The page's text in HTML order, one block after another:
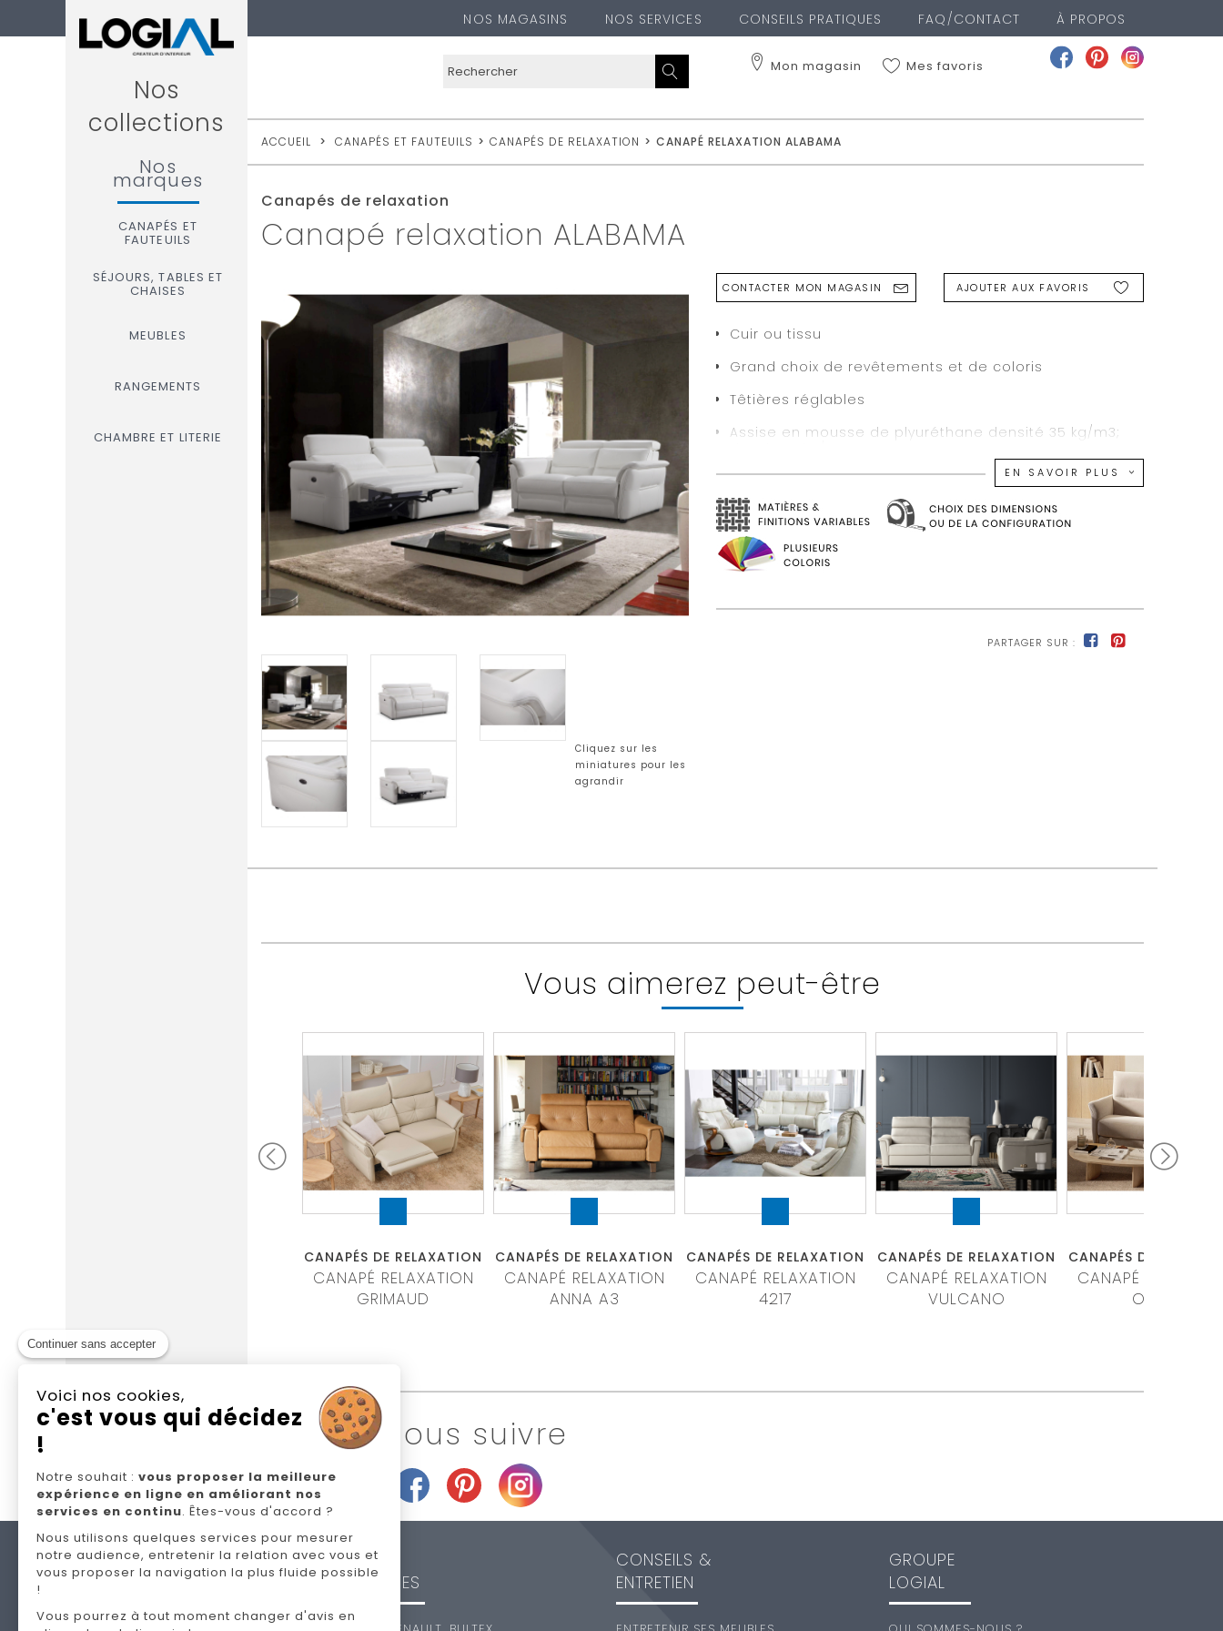
NOS MAGASINS NOS SERVICES CONSEILS PRATIQUES FAQ/CONTACT À PROPOS
Mon magasin
ME LOCALISER
Mes favoris
Nos
collections
Nos
marques
CANAPÉS ET
FAUTEUILS
SÉJOURS, TABLES ET
CHAISES
MEUBLES
RANGEMENTS
CHAMBRE ET LITERIE
ACCUEIL > CANAPÉS ET FAUTEUILS > CANAPÉS DE RELAXATION > CANAPÉ RELAXATION ALABAMA
Canapés de relaxation
Canapé relaxation ALABAMA
Cliquez sur les
miniatures pour les
agrandir
CONTACTER MON MAGASIN AJOUTER AUX FAVORIS
Cuir ou tissu
Grand choix de revêtements et de coloris
Têtières réglables
Assise en mousse de plyuréthane densité 35 kg/m3;
Couche acrylique de 300 gr/m2 pour l'assise et le
dossier
Suspension assise avec ressorts Nosag
Structure en sapin massif et panneaux de articules
EN SAVOIR PLUS
PARTAGER SUR :
Vous aimerez peut-être
CANAPÉS DE RELAXATION
CANAPÉ RELAXATION
GRIMAUD
CANAPÉS DE RELAXATION
CANAPÉ RELAXATION
ANNA A3
CANAPÉS DE RELAXATION
CANAPÉ RELAXATION
4217
CANAPÉS DE RELAXATION
CANAPÉ RELAXATION
VULCANO
CANAPÉS DE
CANAPÉ
OPERA
Nous suivre
NOS
MARQUES
CONSEILS &
ENTRETIEN
GROUPE
LOGIAL
Continuer sans accepter
Voici nos cookies,
c'est vous qui décidez
!
Notre souhait : vous proposer la meilleure
expérience en ligne en améliorant nos
services en continu. Êtes-vous d'accord ?
Nous utilisons quelques services pour mesurer
notre audience, entretenir la relation avec vous et
vous proposer la navigation la plus fluide possible
!
Vous pourrez à tout moment changer d'avis en